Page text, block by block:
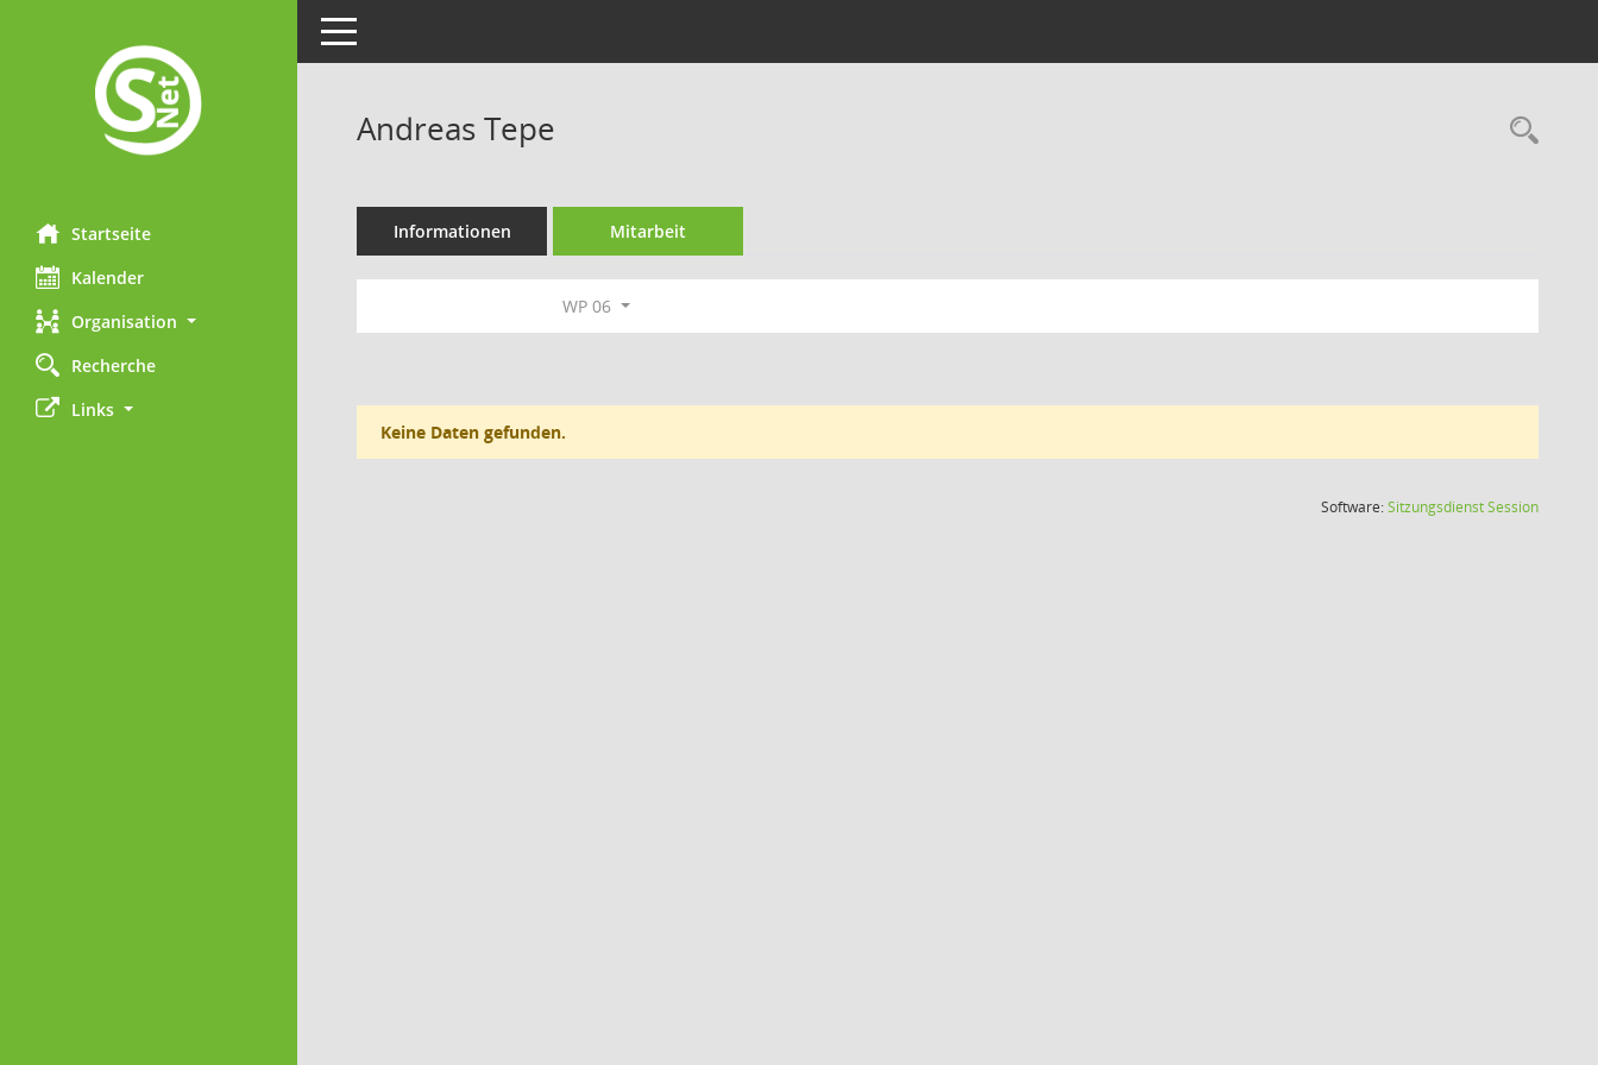
Startseite
Kalender
Organisation
Recherche
Links
Toggle navigation
Andreas Tepe
Informationen Mitarbeit
WP 06
Keine Daten gefunden.
Software:SitzungsdienstSession(Wird in